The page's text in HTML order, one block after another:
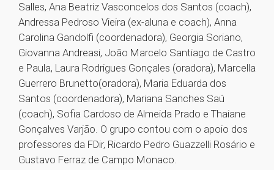
Salles, Ana Beatriz Vasconcelos dos Santos (coach),
Andressa Pedroso Vieira (ex-aluna e coach), Anna
Carolina Gandolfi (coordenadora), Georgia Soriano,
Giovanna Andreasi, João Marcelo Santiago de Castro
e Paula, Laura Rodrigues Gonçales (oradora), Marcella
Guerrero Brunetto(oradora), Maria Eduarda dos
Santos (coordenadora), Mariana Sanches Saú
(coach), Sofia Cardoso de Almeida Prado e Thaiane
Gonçalves Varjão. O grupo contou com o apoio dos
professores da FDir, Ricardo Pedro Guazzelli Rosário e
Gustavo Ferraz de Campo Monaco.
1